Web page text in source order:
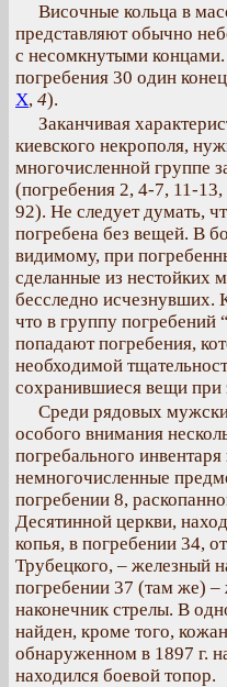
Височные кольца в
представляют обычно
с несомкнутыми
погребения 30 один
X, 4).
Заканчивая
киевского некрополя,
многочисленной группе
(погребения 2, 4-7, 11-
92). Не следует думать,
погребена без вещей. В
видимому, при
сделанные из нестойких
бесследно исчезнувших.
что в группу погребений
попадают погребения,
необходимой
сохранившиеся вещи при
Среди рядовых
особого внимания
погребального
немногочисленные
погребении 8,
Десятинной церкви,
копья, в погребении 34,
Трубецкого, – железный
погребении 37 (там же)
наконечник стрелы. В
найден, кроме того,
обнаруженном в 1897 г.
находился боевой топор.